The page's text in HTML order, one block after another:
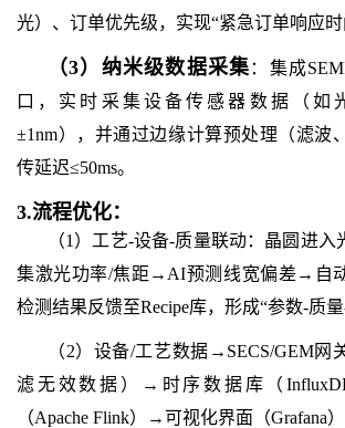
光）、订单优先级，实现“紧急订单响应时
（3） 纳米级数据采集：集成
口，实时采集设备传感器数据（如
±1nm），并通过边缘计算预处理（滤波
传延迟≤50ms。
3.流程优化：
（1）工艺-设备-质量联动：晶圆进
集激光功率/焦距→AI预测线宽偏差→自
检测结果反馈至Recipe库，形成“参数-质量
（2）设备/工艺数据→SECS/GEM
滤无效数据）→时序数据库（
（Apache Flink）→可视化界面（Grafana）